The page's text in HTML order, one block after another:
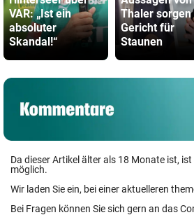
VAR: „Ist ein
absoluter
Skandal!“
Thaler sorgen
Gericht für
Staunen
Da dieser Artikel älter als 18 Monate ist,
möglich.
Wir laden Sie ein, bei einer aktuelleren
Bei Fragen können Sie sich gern an das